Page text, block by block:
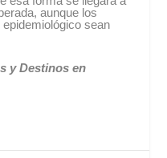
aunque los
sean
y Destinos en